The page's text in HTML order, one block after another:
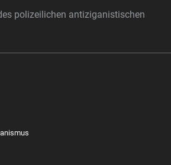
polizeilichen antiziganistischen